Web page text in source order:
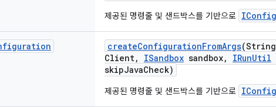
제공된 명령줄 및 샌드박스를 기반으로
createConfigurationFromArgs
Client, ISandbox sandbox, IRunUtil
skipJavaCheck)
제공된 명령줄 및 샌드박스를 기반으로